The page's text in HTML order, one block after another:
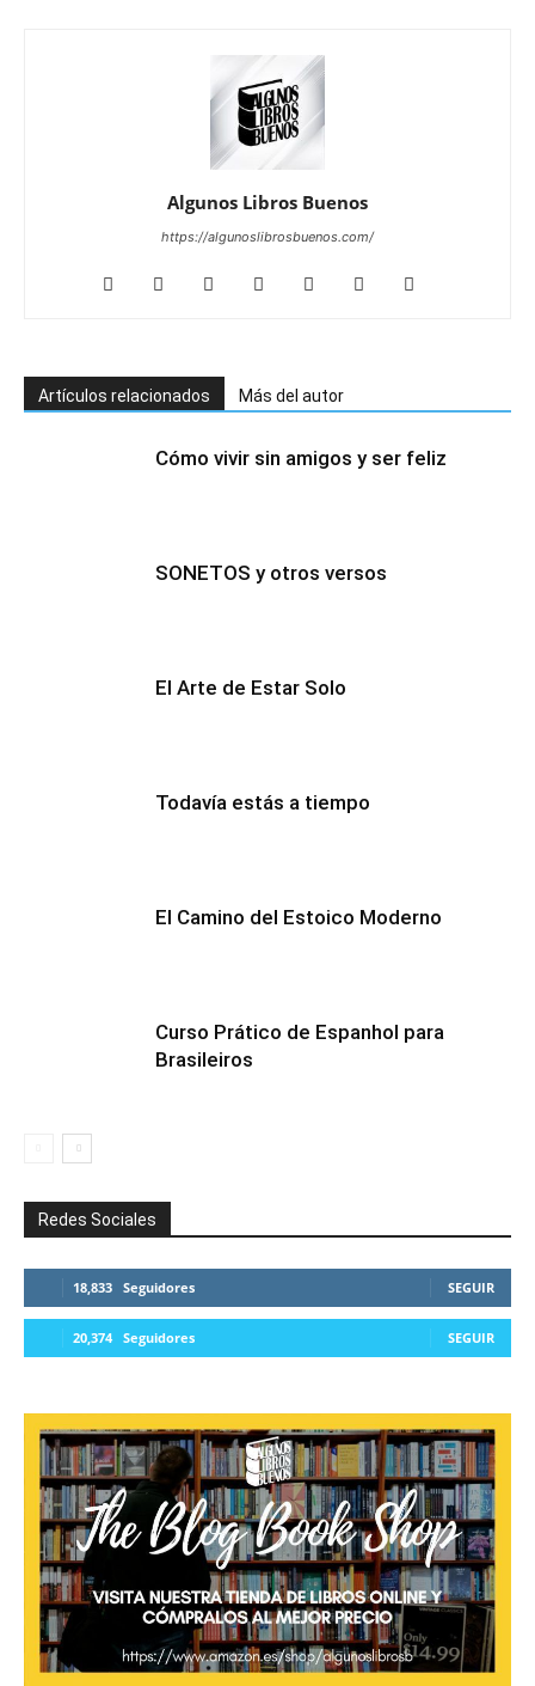
Algunos Libros Buenos
https://algunoslibrosbuenos.com/
Artículos relacionados Más del autor
Cómo vivir sin amigos y ser feliz
SONETOS y otros versos
El Arte de Estar Solo
Todavía estás a tiempo
El Camino del Estoico Moderno
Curso Prático de Espanhol para
Brasileiros
Redes Sociales
18,833 Seguidores SEGUIR
20,374 Seguidores SEGUIR